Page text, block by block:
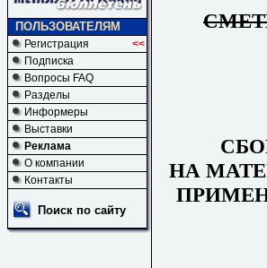
ПОЛЬЗОВАТЕЛЯМ
Регистрация
<<
Подписка
Вопросы FAQ
Разделы
Информеры
Выставки
Реклама
О компании
Контакты
Поиск по сайту
НА